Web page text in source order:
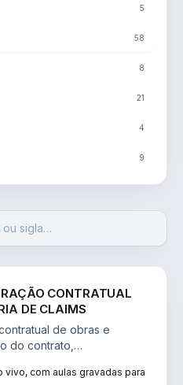
5
58
8
21
4
9
CONTRATUAL
DE CLAIMS
de obras e
do contrato,
vivo, com aulas gravadas para